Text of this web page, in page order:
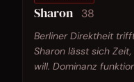
Sharon 38
Berliner Direktheit
Sharon lässt sich
will. Dominanz